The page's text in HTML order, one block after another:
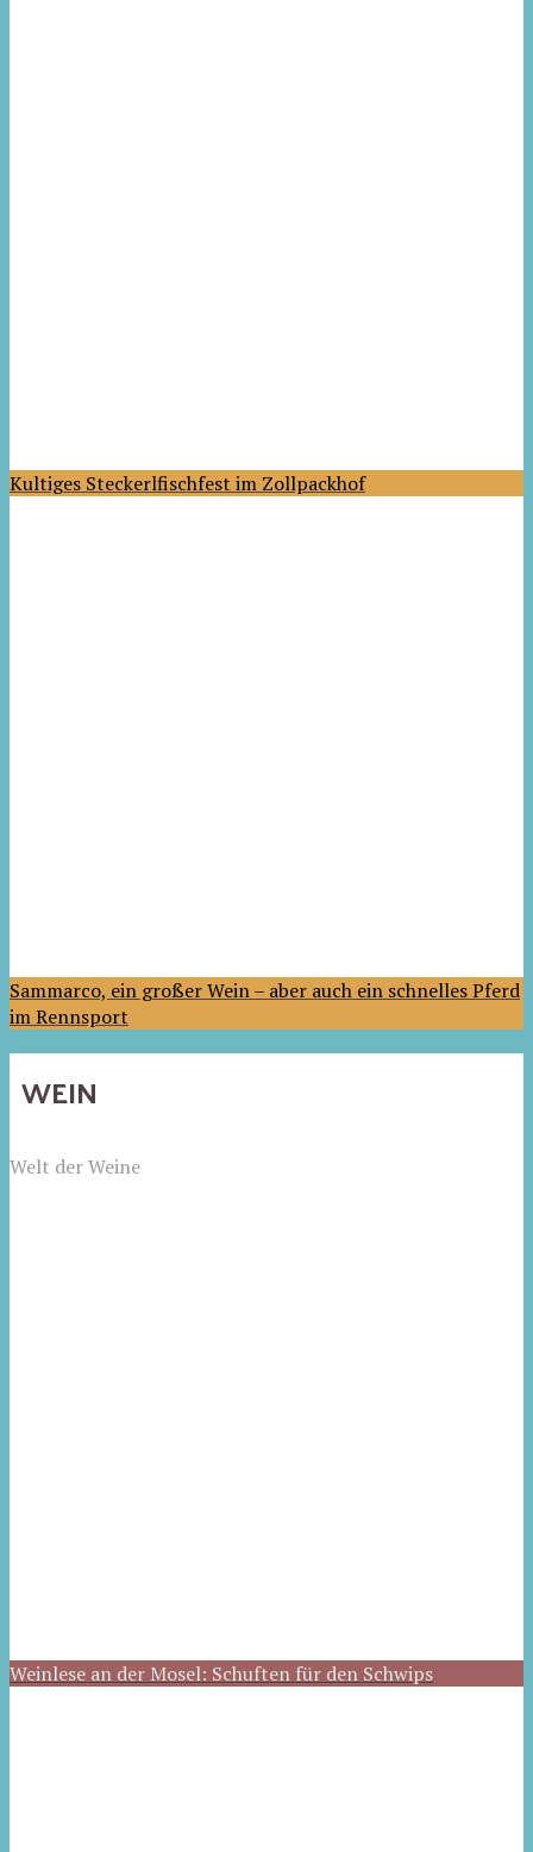
Kultiges Steckerlfischfest im Zollpackhof
Sammarco, ein großer Wein – aber auch ein schnelles Pferd
im Rennsport
WEIN
Welt der Weine
Weinlese an der Mosel: Schuften für den Schwips